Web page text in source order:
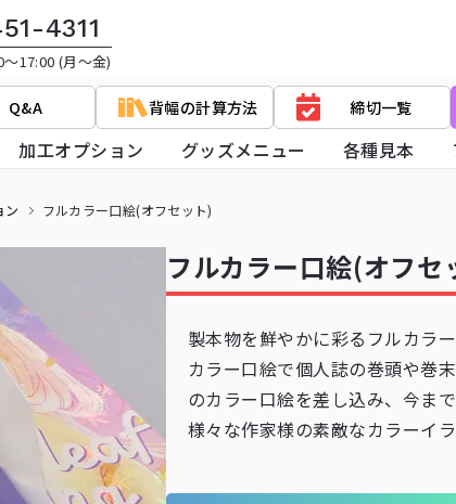
4311
17:00 (月～金)
Q&A 背幅の計算方法 締切一覧
加工オプション グッズメニュー 各種見本
ン フルカラー口絵(オフセット)
フルカラー口絵(オフセ
製本物を鮮やかに彩るフルカラー
カラー口絵で個人誌の巻頭や巻
のカラー口絵を差し込み、今ま
様々な作家様の素敵なカラーイ